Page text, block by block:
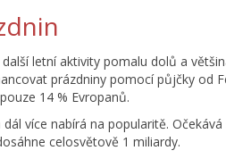
letní aktivity pomalu dolů a
prázdniny pomocí půjčky od
14 % Evropanů.
více nabírá na popularitě.
celosvětově 1 miliardy.